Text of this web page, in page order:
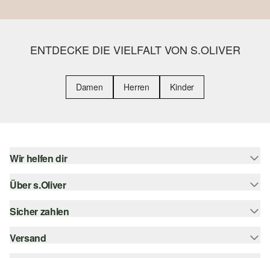
ENTDECKE DIE VIELFALT VON S.OLIVER
Damen Herren Kinder
Wir helfen dir
Hilfe & FAQ
Größenberatung
Über s.Oliver
Newsletter
s.Oliver Card
Sicher zahlen
Rechnung
Versand